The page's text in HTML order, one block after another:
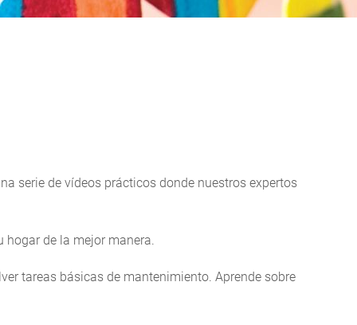
serie de vídeos prácticos donde nuestros expertos
de la mejor manera.
tareas básicas de mantenimiento. Aprende sobre